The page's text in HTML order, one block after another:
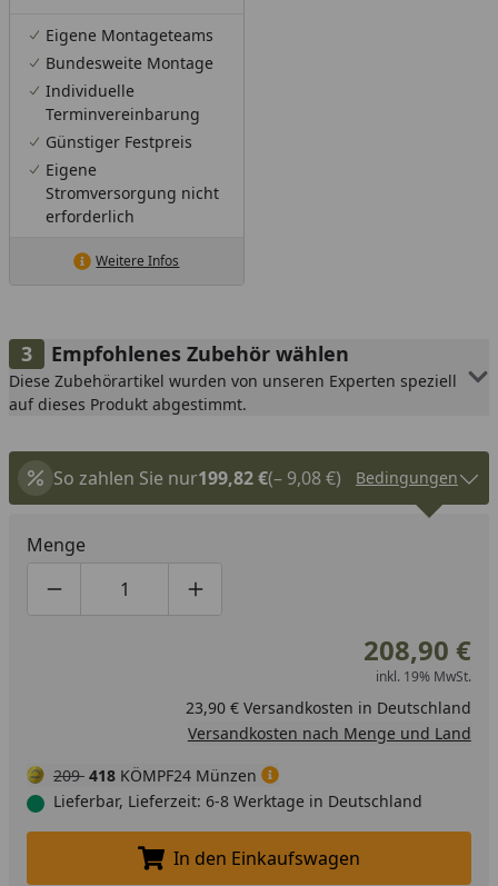
Eigene Montageteams
Bundesweite Montage
Individuelle
Terminvereinbarung
Günstiger Festpreis
Eigene
Stromversorgung nicht
erforderlich
Weitere Infos
Empfohlenes Zubehör wählen
Diese Zubehörartikel wurden von unseren Experten speziell
auf dieses Produkt abgestimmt.
So zahlen Sie nur199,82 €(– 9,08 €) Bedingungen
Menge
Produktmenge um eins verringern
Produktmenge manuell eingeben
Produktmenge um eins erhöhen
208,90 €
inkl. 19% MwSt.
23,90 € Versandkosten in Deutschland
Versandkosten nach Menge und Land
209 418 KÖMPF24 Münzen
Lieferbar, Lieferzeit: 6-8 Werktage in Deutschland
In den Einkaufswagen legen
In den Einkaufswagen